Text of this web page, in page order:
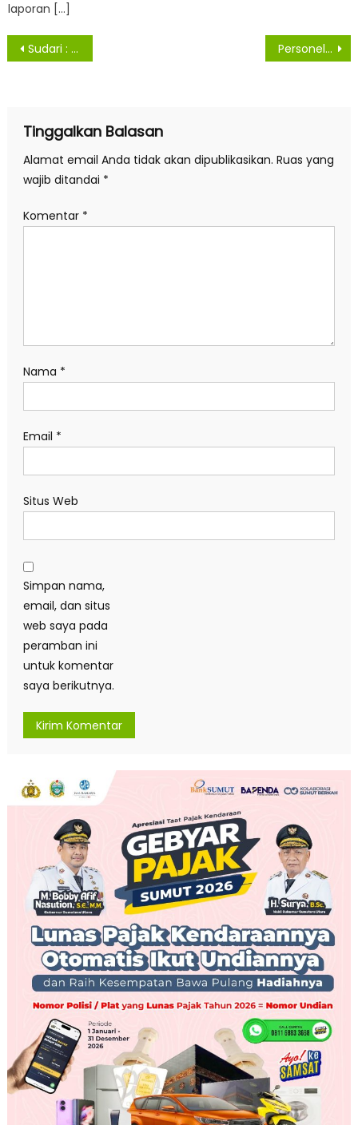
laporan […]
Navigasi
Sudari : Masih Banyak Ditemukan di Medan Pernikahan Dibawah Umur Personel Reskrim Polsek Medan Timur Tangkap Seorang Pelaku Jamret
Tinggalkan Balasan
Alamat email Anda tidak akan dipublikasikan. Ruas yang
wajib ditandai *
Komentar *
Nama *
Email *
Situs Web
Simpan nama,
email, dan situs
web saya pada
peramban ini
untuk komentar
saya berikutnya.